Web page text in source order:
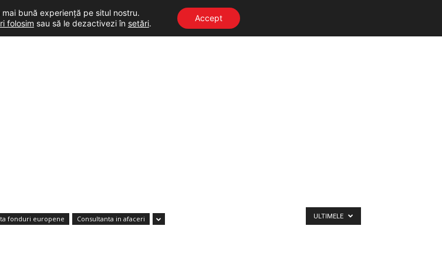
fonduri europene Consultanta in afaceri ULTIMELE
bună experiență pe situl nostru.
folosim sau să le dezactivezi în setări.
Accept